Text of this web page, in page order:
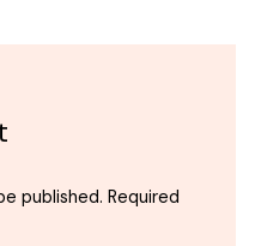
published. Required